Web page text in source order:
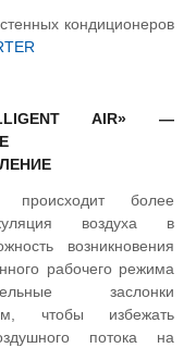
кондиционеров
AIR» —
более
воздуха в
возникновения
рабочего режима
заслонки
чтобы избежать
потока на